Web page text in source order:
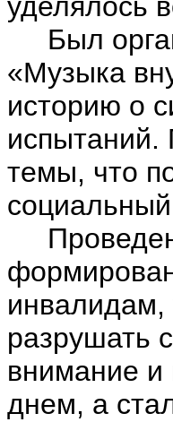
уделялось
Был
«Музыка
историю о
испытаний.
темы, что
инвалидам,
разрушать
внимание и
днем, а